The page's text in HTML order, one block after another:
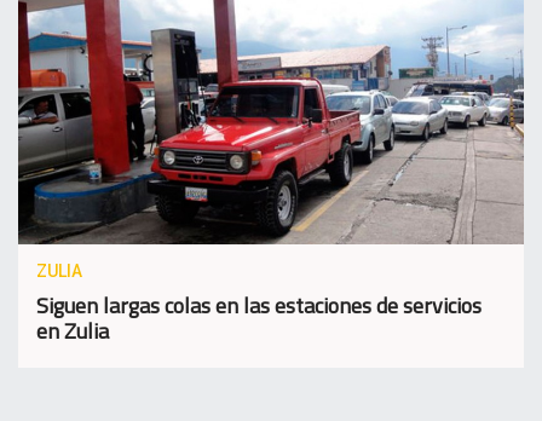
ZULIA
Siguen largas colas en las estaciones de servicios
en Zulia